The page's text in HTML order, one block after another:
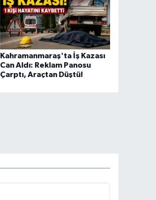
Kahramanmaraş'ta İş Kazası
Can Aldı: Reklam Panosu
Çarptı, Araçtan Düştü!